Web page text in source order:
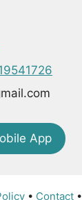
App
• Contact•